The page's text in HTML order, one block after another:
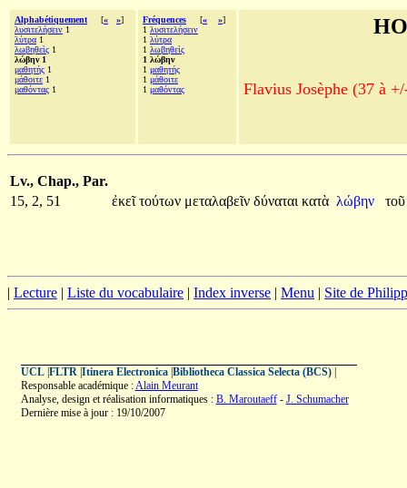
Alphabétiquement [« »]
λυσιτελήσειν 1
λύτρα 1
λωβηθεὶς 1
λώβην 1
μαθητής 1
μάθοιτε 1
μαθόντας 1
Fréquences [« »]
1 λυσιτελήσειν
1 λύτρα
1 λωβηθεὶς
1 λώβην
1 μαθητής
1 μάθοιτε
1 μαθόντας Flavius Josèphe (37 à
Lv., Chap., Par.
15, 2, 51
ἐκεῖτούτων μεταλαβεῖν δύναται κατὰ λώβην
| Lecture | Liste du vocabulaire | Index inverse | Menu | Site de
UCL| FLTR| Itinera Electronica| Bibliotheca Classica Selecta (BCS)|
Responsable académique :Alain Meurant
Analyse, design et réalisation informatiques : B. Maroutaeff- J. Schumacher
Dernière mise à jour : 19/10/2007